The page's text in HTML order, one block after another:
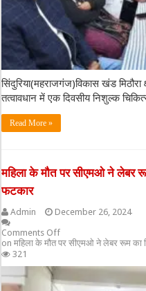
सिंदुरिया(महराजगंज)विकास खंड मिठौरा
तत्वावधान में एक दिवसीय निशुल्क
Read More »
महिला के मौत पर सीएमओ ने लेबर
फटकार
Admin
December 26, 2024
Comments Off
on महिला के मौत पर सीएमओ ने लेबर रूम का
321